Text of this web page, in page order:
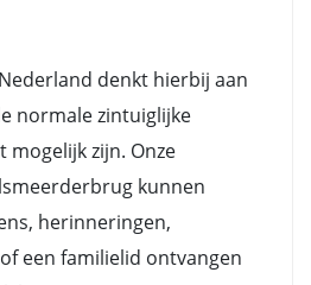
denkt hierbij aan
normale zintuiglijke
zijn. Onze
kunnen
herinneringen,
een familielid ontvangen